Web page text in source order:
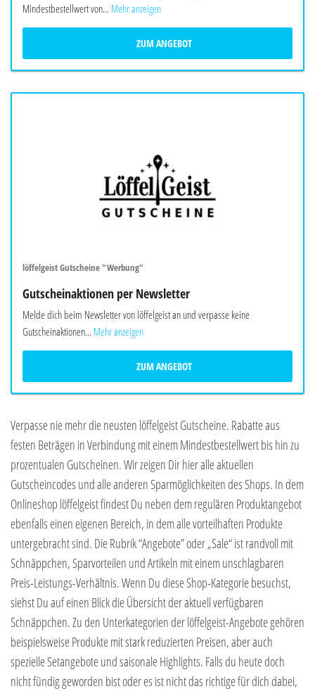
Mindestbestellwert von... Mehr anzeigen
ZUM ANGEBOT
löffelgeist Gutscheine "Werbung"
Gutscheinaktionen per Newsletter
Melde dich beim Newsletter von löffelgeist an und verpasse keine
Gutscheinaktionen... Mehr anzeigen
ZUM ANGEBOT
Verpasse nie mehr die neusten löffelgeist Gutscheine. Rabatte aus
festen Beträgen in Verbindung mit einem Mindestbestellwert bis hin zu
prozentualen Gutscheinen. Wir zeigen Dir hier alle aktuellen
Gutscheincodes und alle anderen Sparmöglichkeiten des Shops. In dem
Onlineshop löffelgeist findest Du neben dem regulären Produktangebot
ebenfalls einen eigenen Bereich, in dem alle vorteilhaften Produkte
untergebracht sind. Die Rubrik “Angebote” oder „Sale“ ist randvoll mit
Schnäppchen, Sparvorteilen und Artikeln mit einem unschlagbaren
Preis-Leistungs-Verhältnis. Wenn Du diese Shop-Kategorie besuchst,
siehst Du auf einen Blick die Übersicht der aktuell verfügbaren
Schnäppchen. Zu den Unterkategorien der löffelgeist-Angebote gehören
beispielsweise Produkte mit stark reduzierten Preisen, aber auch
spezielle Setangebote und saisonale Highlights. Falls du heute doch
nicht fündig geworden bist oder es ist nicht das richtige für dich dabei,